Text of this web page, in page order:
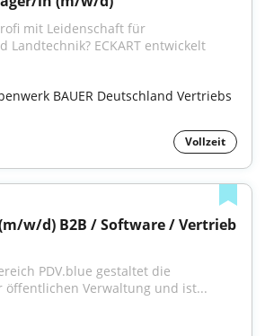
mit Leidenschaft für
Landtechnik? ECKART entwickelt
BAUER Deutschland Vertriebs
Vollzeit
w/d) B2B / Software / Vertrieb
PDV.blue gestaltet die
öffentlichen Verwaltung und ist...